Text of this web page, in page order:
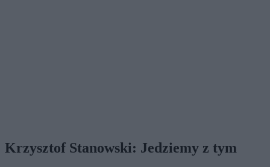
Krzysztof Stanowski: Jedziemy z tym